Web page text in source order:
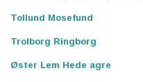
Tollund Mosefund
Trolborg Ringborg
Øster Lem Hede agre